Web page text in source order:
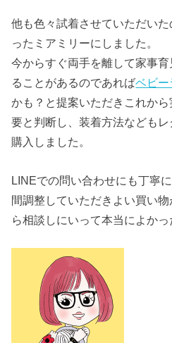
他も色々試着させていただい
ったミアミリーにしました。
今からすぐ両手を離して家事
ることがあるのであればベビ
かも？と提案いただきこれか
要と判断し、装着方法なども
購入しました。
LINEでの問い合わせにも丁寧
間調整していただきよい買い
ら相談しにいって本当によかっ